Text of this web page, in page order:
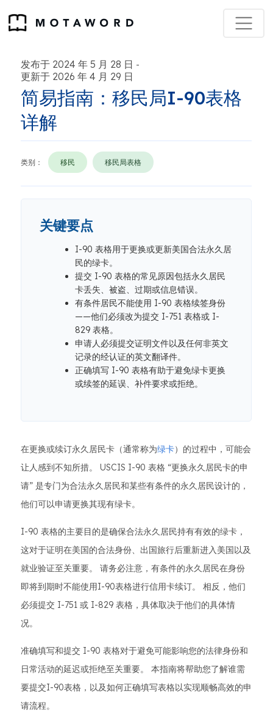
发布于 2024 年 5 月 28 日 -
更新于 2026 年 4 月 29 日
简易指南：移民局I-90表格
详解
类别： 移民 移民局表格
关键要点
I-90 表格用于更换或更新美国合法永久居
民的绿卡。
提交 I-90 表格的常见原因包括永久居民
卡丢失、被盗、过期或信息错误。
有条件居民不能使用 I-90 表格续签身份
——他们必须改为提交 I-751 表格或 I-
829 表格。
申请人必须提交证明文件以及任何非英文
记录的经认证的英文翻译件。
正确填写 I-90 表格有助于避免绿卡更换
或续签的延误、补件要求或拒绝。
在更换或续订永久居民卡（通常称为绿卡）的过程中，可能会
让人感到不知所措。 USCIS I-90 表格 “更换永久居民卡的申
请” 是专门为合法永久居民和某些有条件的永久居民设计的，
他们可以申请更换其现有绿卡。
I-90 表格的主要目的是确保合法永久居民持有有效的绿卡，
这对于证明在美国的合法身份、出国旅行后重新进入美国以及
就业验证至关重要。 请务必注意，有条件的永久居民在身份
即将到期时不能使用I-90表格进行信用卡续订。 相反，他们
必须提交 I-751 或 I-829 表格，具体取决于他们的具体情
况。
准确填写和提交 I-90 表格对于避免可能影响您的法律身份和
日常活动的延迟或拒绝至关重要。 本指南将帮助您了解谁需
要提交I-90表格，以及如何正确填写表格以实现顺畅高效的申
请流程。